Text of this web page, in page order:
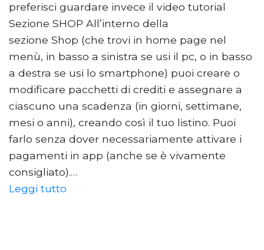
preferisci guardare invece il video tutorial
Sezione SHOP All’interno della
sezione Shop (che trovi in home page nel
menù, in basso a sinistra se usi il pc, o in basso
a destra se usi lo smartphone) puoi creare o
modificare pacchetti di crediti e assegnare a
ciascuno una scadenza (in giorni, settimane,
mesi o anni), creando così il tuo listino. Puoi
farlo senza dover necessariamente attivare i
pagamenti in app (anche se è vivamente
consigliato).…
Leggi tutto